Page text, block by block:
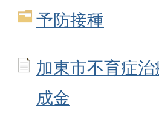
予防接種
加東市不育症治
成金